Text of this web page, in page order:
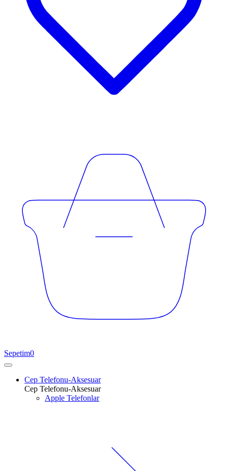
Sepetim0
Cep Telefonu-Aksesuar
Cep Telefonu-Aksesuar
Apple Telefonlar